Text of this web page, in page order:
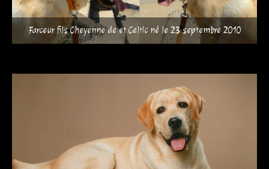
Farceur fils Cheyenne de et Celtic né le 23 septembre 2010